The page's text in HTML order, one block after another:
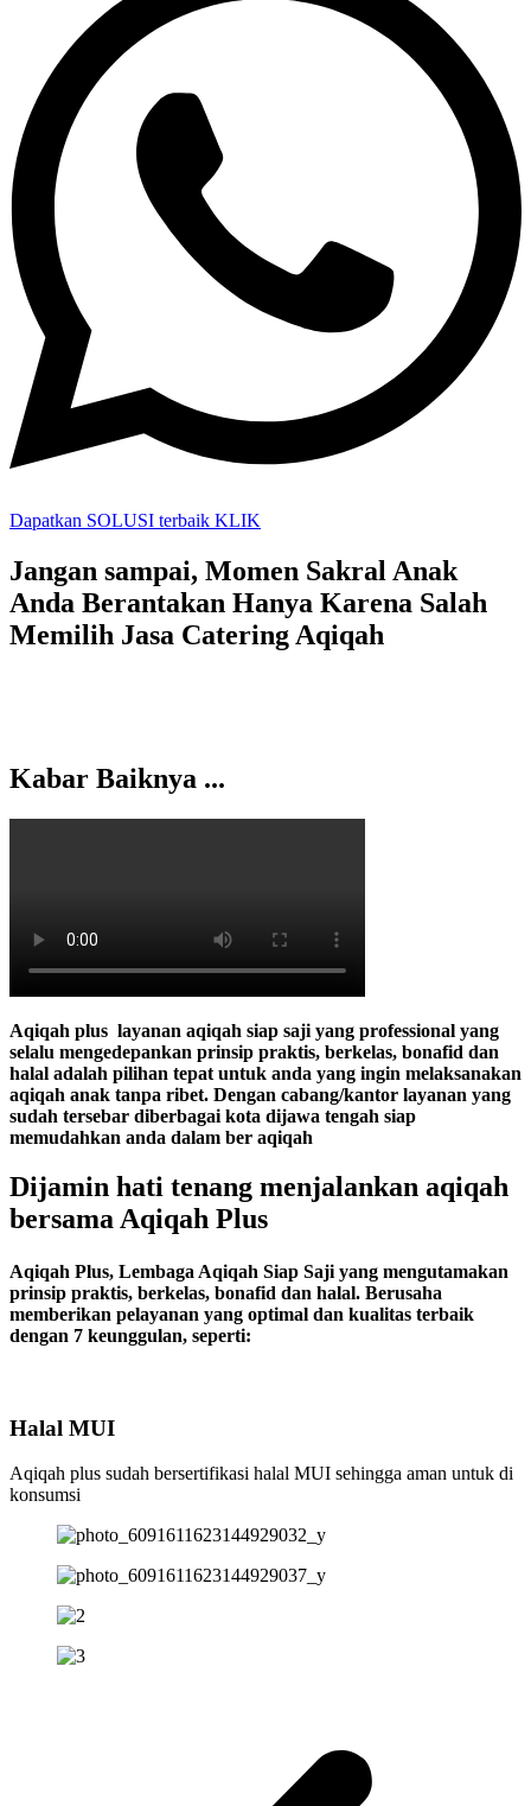
Dapatkan SOLUSI terbaik KLIK
Jangan sampai, Momen Sakral Anak
Anda Berantakan Hanya Karena Salah
Memilih Jasa Catering Aqiqah
Kabar Baiknya ...
Aqiqah plus layanan aqiqah siap saji yang professional yang
selalu mengedepankan prinsip praktis, berkelas, bonafid dan
halal adalah pilihan tepat untuk anda yang ingin melaksanakan
aqiqah anak tanpa ribet. Dengan cabang/kantor layanan yang
sudah tersebar diberbagai kota dijawa tengah siap
memudahkan anda dalam ber aqiqah
Dijamin hati tenang menjalankan aqiqah
bersama Aqiqah Plus
Aqiqah Plus, Lembaga Aqiqah Siap Saji yang mengutamakan
prinsip praktis, berkelas, bonafid dan halal. Berusaha
memberikan pelayanan yang optimal dan kualitas terbaik
dengan 7 keunggulan, seperti:
Halal MUI
Aqiqah plus sudah bersertifikasi halal MUI sehingga aman untuk di
konsumsi